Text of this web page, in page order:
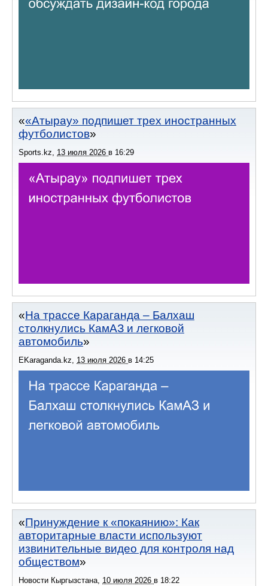
«Атырау» подпишет трех иностранных
футболистов
Sports.kz 13 июля 2026 в 16:29
На трассе Караганда – Балхаш
столкнулись КамАЗ и легковой
автомобиль
EKaraganda.kz 13 июля 2026 в 14:25
Принуждение к «покаянию»: Как
авторитарные власти используют
извинительные видео для контроля над
обществом
Новости Кыргызстана, 10 июля 2026 в 18:22